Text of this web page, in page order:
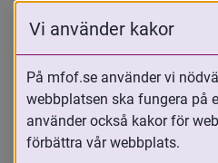
Oavsett om du är
adoptivförälder eller
Vi använder kakor
På mfof.se använder vi
webbplatsen ska fungera på
använder också kakor för
förbättra vår webbplats.